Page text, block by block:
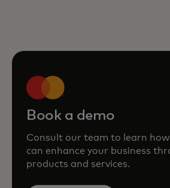
Book a demo
Consult our team to learn
can enhance your business
products and services.